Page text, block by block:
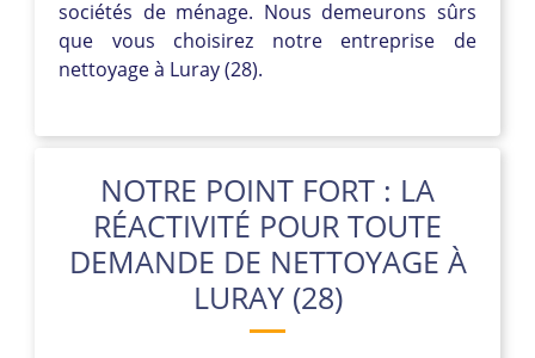
sociétés de ménage. Nous demeurons sûrs
que vous choisirez notre entreprise de
nettoyage à Luray (28).
NOTRE POINT FORT : LA
RÉACTIVITÉ POUR TOUTE
DEMANDE DE NETTOYAGE À
LURAY (28)